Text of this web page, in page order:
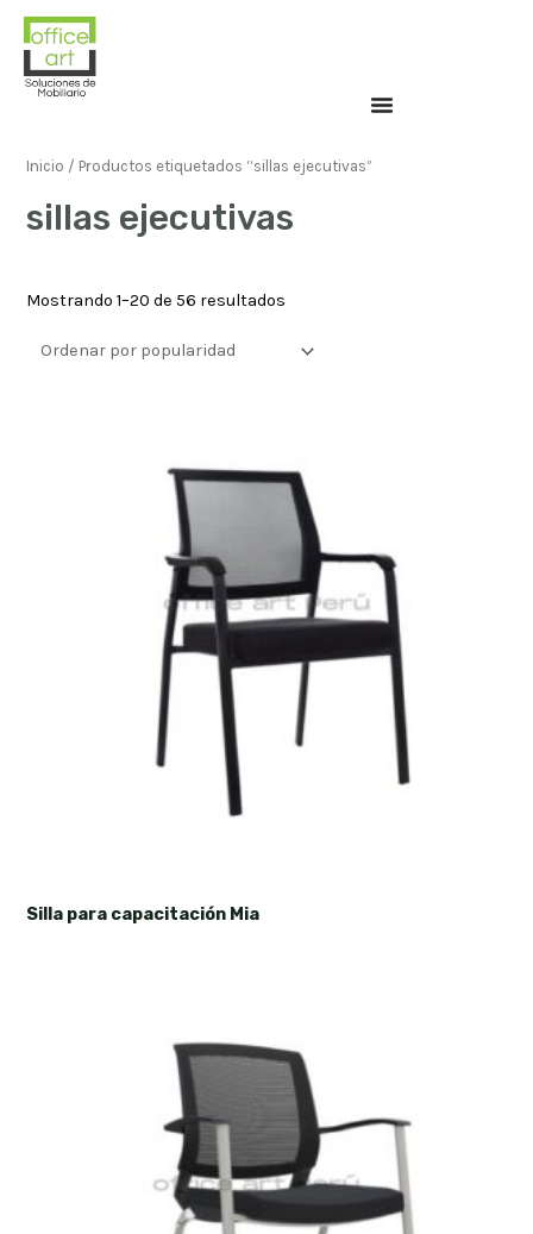
Inicio / Productos etiquetados “sillas ejecutivas”
sillas ejecutivas
Mostrando 1–20 de 56 resultados
Silla para capacitación Mia